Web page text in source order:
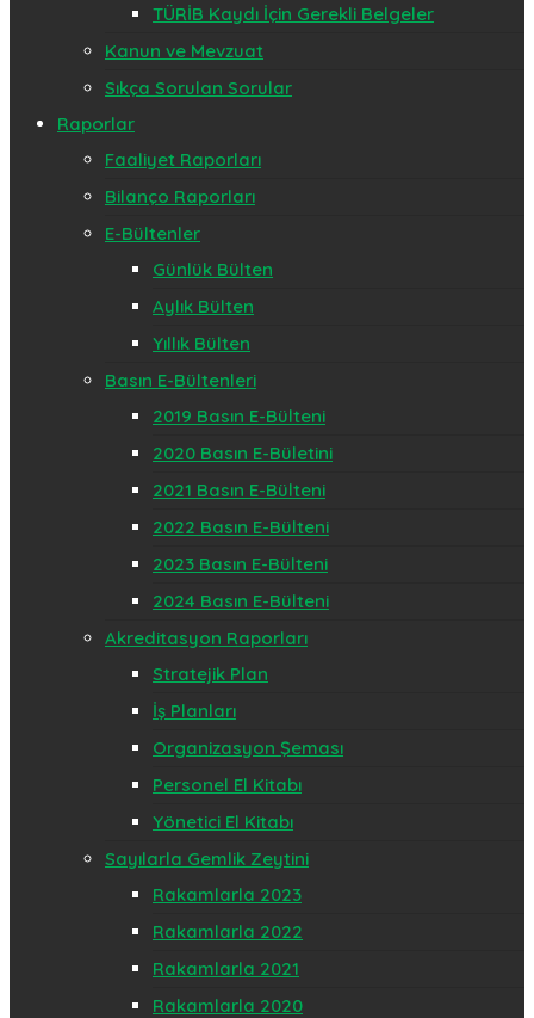
TÜRİB Kaydı İçin Gerekli Belgeler
Kanun ve Mevzuat
Sıkça Sorulan Sorular
Raporlar
Faaliyet Raporları
Bilanço Raporları
E-Bültenler
Günlük Bülten
Aylık Bülten
Yıllık Bülten
Basın E-Bültenleri
2019 Basın E-Bülteni
2020 Basın E-Bületini
2021 Basın E-Bülteni
2022 Basın E-Bülteni
2023 Basın E-Bülteni
2024 Basın E-Bülteni
Akreditasyon Raporları
Stratejik Plan
İş Planları
Organizasyon Şeması
Personel El Kitabı
Yönetici El Kitabı
Sayılarla Gemlik Zeytini
Rakamlarla 2023
Rakamlarla 2022
Rakamlarla 2021
Rakamlarla 2020